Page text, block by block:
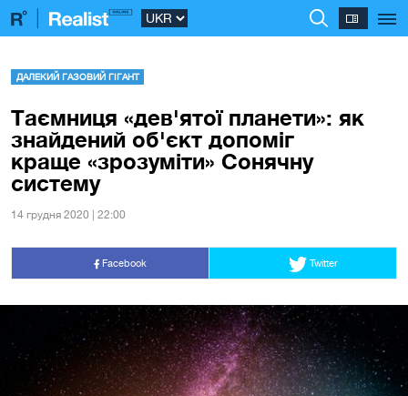
ДАЛЕКИЙ ГАЗОВИЙ ГІГАНТ
Таємниця «дев'ятої планети»: як
знайдений об'єкт допоміг
краще «зрозуміти» Сонячну
систему
14 грудня 2020 | 22:00
Facebook Twitter